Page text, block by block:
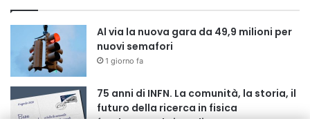
Al via la nuova gara da 49,9 milioni per
nuovi semafori
1 giorno fa
75 anni di INFN. La comunità, la storia, il
futuro della ricerca in fisica
fondamentale in Italia